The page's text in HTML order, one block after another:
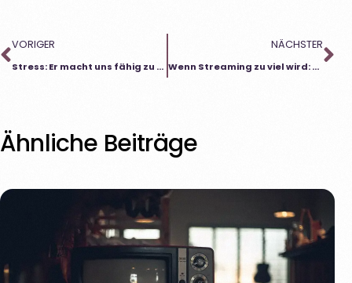
VORIGER
Stress: Er macht uns fähig zu handeln – und manchmal lähmt er uns
NÄCHSTER
Wenn Streaming zu viel wird: Warum wir manchmal nicht mehr aufhören können
Ähnliche Beiträge